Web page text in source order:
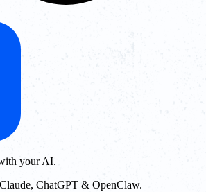
your AI.
ChatGPT & OpenClaw.